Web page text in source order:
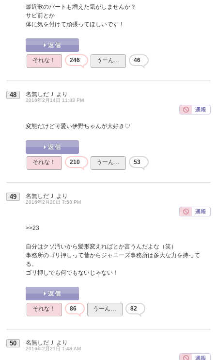
最近歌のパートも増えた気がしませんか？
サビ前とか
体に気を付けて頑張ってほしいです！
それな！ 246 うーん… 46
48 名無しだＪ より
2016年2月14日 11:33 PM
変態だけど可愛い伊野ちゃんが大好き♡
それな！ 210 うーん… 53
49 名無しだＪ より
2016年2月20日 7:58 PM
>>23
自分はクソ汚いから髪形変えればとか言うんだよな（笑）
事務所のゴリ押しって昔からジャニーズ事務所は多大な力を持って
る。
ゴリ押しでも何でもないじゃない！
それな！ 86 うーん… 82
50 名無しだＪ より
2016年2月21日 1:48 AM